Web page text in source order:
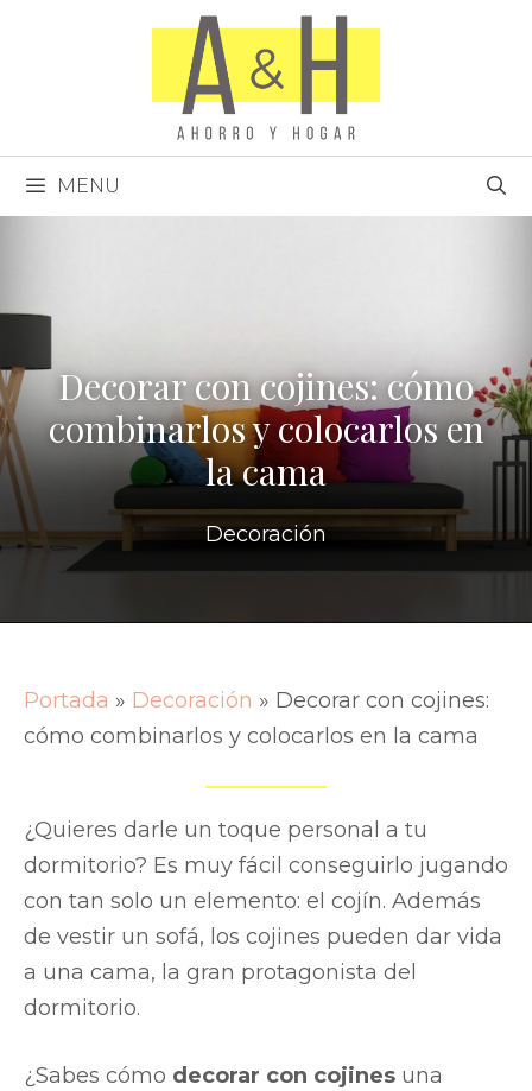
MENU
Decorar con cojines: cómo
combinarlos y colocarlos en
la cama
Decoración
Portada » Decoración » Decorar con cojines:
cómo combinarlos y colocarlos en la cama
¿Quieres darle un toque personal a tu
dormitorio? Es muy fácil conseguirlo jugando
con tan solo un elemento: el cojín. Además
de vestir un sofá, los cojines pueden dar vida
a una cama, la gran protagonista del
dormitorio.
¿Sabes cómo decorar con cojines una